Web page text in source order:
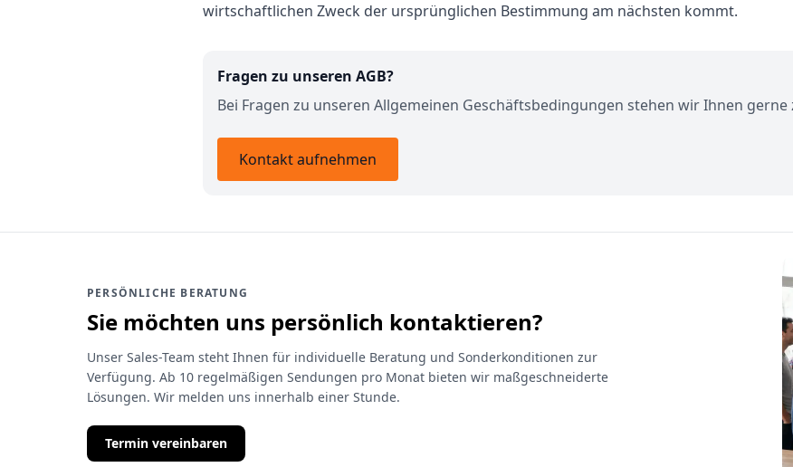
wirtschaftlichen Zweck der ursprünglichen Bestimmung am nächsten kommt.
Fragen zu unseren AGB?
Bei Fragen zu unseren Allgemeinen Geschäftsbedingungen stehen wir Ihnen
Kontakt aufnehmen
PERSÖNLICHE BERATUNG
Sie möchten uns persönlich kontaktieren?
Unser Sales-Team steht Ihnen für individuelle Beratung und Sonderkonditionen zur
Verfügung. Ab 10 regelmäßigen Sendungen pro Monat bieten wir maßgeschneiderte
Lösungen. Wir melden uns innerhalb einer Stunde.
Termin vereinbaren